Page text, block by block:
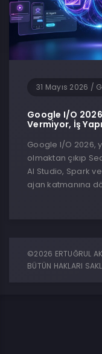
31 Mayıs 2026 /
Google I/O
Vermiyor, İş
Google I/O 2026,
olmaktan çıkıp
AI Studio, Spark
ajan katmanına
©2026 ERTUĞRUL
BÜTÜN HAKLARI